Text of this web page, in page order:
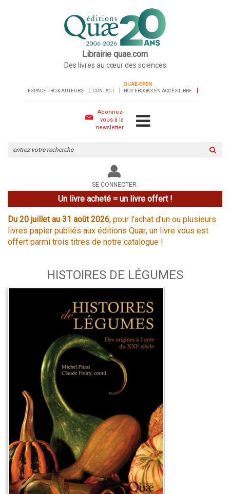
Librairie quae.com
Des livres au cœur des sciences
ESPACE PRO & AUTEURS CONTACT
QUAE-OPEN
NOS EBOOKS EN ACCÈS LIBRE
Abonnez-
vous à la
newsletter
le
site
SE CONNECTER
Un livre acheté = un livre offert !
Du 20 juillet au 31 août 2026, pour l'achat d'un ou plusieurs
livres papier publiés aux éditions Quæ, un livre vous est
offert parmi trois titres de notre catalogue !
HISTOIRES DE LÉGUMES